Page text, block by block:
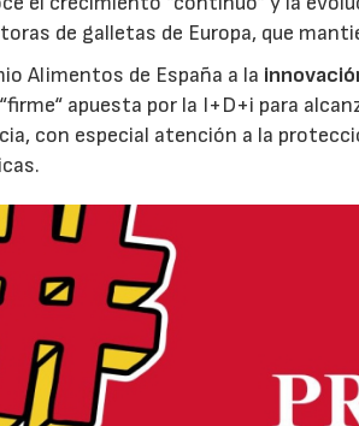
de galletas de Europa, que
Alimentos de España a la
apuesta por la I+D+i para
con especial atención a la